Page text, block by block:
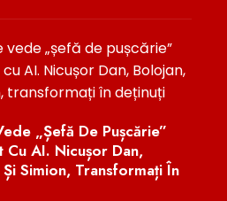
„șefă De Pușcărie”
Cu AI. Nicușor Dan,
Simion, Transformați În